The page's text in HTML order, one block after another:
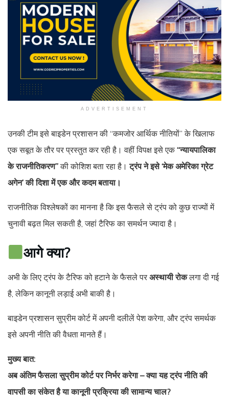
ADVERTISEMENT
उनकी टीम इसे बाइडेन प्रशासन की “कमजोर आर्थिक नीतियों” के खिलाफ
एक सबूत के तौर पर प्रस्तुत कर रही है। वहीं विपक्ष इसे एक“न्यायपालिका
के राजनीतिकरण”की कोशिश बता रहा है। ट्रंप ने इसे ‘मेक अमेरिका ग्रेट
अगेन’ की दिशा में एक और कदम बताया।
राजनीतिक विश्लेषकों का मानना है कि इस फैसले से ट्रंप को कुछ राज्यों में
चुनावी बढ़त मिल सकती है, जहां टैरिफ का समर्थन ज्यादा है।
आगे क्या?
अभी के लिए ट्रंप के टैरिफ को हटाने के फैसले पर अस्थायी रोकलगा दी गई
है, लेकिन कानूनी लड़ाई अभी बाकी है।
बाइडेन प्रशासन सुप्रीम कोर्ट में अपनी दलीलें पेश करेगा, और ट्रंप समर्थक
इसे अपनी नीति की वैधता मानते हैं।
मुख्य बात:
अब अंतिम फैसला सुप्रीम कोर्ट पर निर्भर करेगा – क्या यह ट्रंप नीति की
वापसी का संकेत है या कानूनी प्रक्रिया की सामान्य चाल?